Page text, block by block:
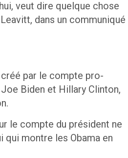
veut dire quelque chose
dans un communiqué
par le compte pro-
Biden et Hillary Clinton,
le compte du président ne
qui montre les Obama en